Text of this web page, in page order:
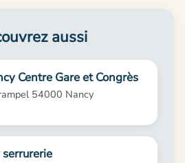
aussi
Centre Gare et Congrès
54000 Nancy